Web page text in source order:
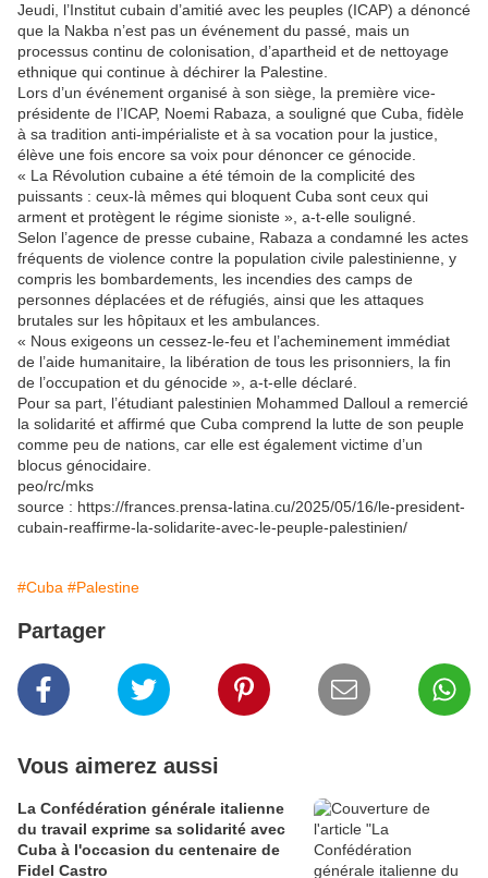
Jeudi, l’Institut cubain d’amitié avec les peuples (ICAP) a dénoncé
que la Nakba n’est pas un événement du passé, mais un
processus continu de colonisation, d’apartheid et de nettoyage
ethnique qui continue à déchirer la Palestine.
Lors d’un événement organisé à son siège, la première vice-
présidente de l’ICAP, Noemi Rabaza, a souligné que Cuba, fidèle
à sa tradition anti-impérialiste et à sa vocation pour la justice,
élève une fois encore sa voix pour dénoncer ce génocide.
« La Révolution cubaine a été témoin de la complicité des
puissants : ceux-là mêmes qui bloquent Cuba sont ceux qui
arment et protègent le régime sioniste », a-t-elle souligné.
Selon l’agence de presse cubaine, Rabaza a condamné les actes
fréquents de violence contre la population civile palestinienne, y
compris les bombardements, les incendies des camps de
personnes déplacées et de réfugiés, ainsi que les attaques
brutales sur les hôpitaux et les ambulances.
« Nous exigeons un cessez-le-feu et l’acheminement immédiat
de l’aide humanitaire, la libération de tous les prisonniers, la fin
de l’occupation et du génocide », a-t-elle déclaré.
Pour sa part, l’étudiant palestinien Mohammed Dalloul a remercié
la solidarité et affirmé que Cuba comprend la lutte de son peuple
comme peu de nations, car elle est également victime d’un
blocus génocidaire.
peo/rc/mks
source : https://frances.prensa-latina.cu/2025/05/16/le-president-
cubain-reaffirme-la-solidarite-avec-le-peuple-palestinien/
#Cuba #Palestine
Partager
Vous aimerez aussi
La Confédération générale italienne
du travail exprime sa solidarité avec
Cuba à l'occasion du centenaire de
Fidel Castro